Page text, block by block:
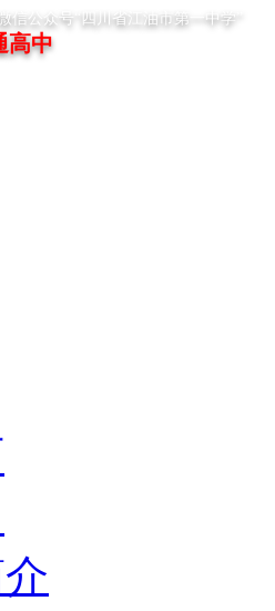
信公众号“四川省江油市第一中学”
高中